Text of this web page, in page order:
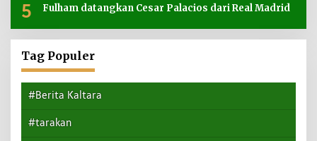
5 Fulham datangkan Cesar Palacios dari Real Madrid
Tag Populer
#Berita Kaltara
#tarakan